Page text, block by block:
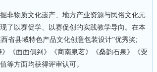
物质文化遗产、地方产业资源与民俗文化元
了以赛促学、以赛促创的实践教学导向。在本
省县域特色产品文化创意包装设计”优秀奖;
《面面俱到》《商南泉茗》《桑韵石泉》《粟
等方面均获得评审认可。